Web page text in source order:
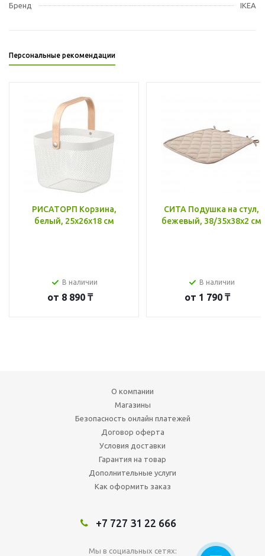
Бренд IKEA
Персональные рекомендации
РИСАТОРП Корзина,
белый, 25x26x18 см
В наличии
от 8 890 ₸
СИТА Подушка на стул,
бежевый, 38/35x38x2 см
В наличии
от 1 790 ₸
О компании
Магазины
Безопасность онлайн платежей
Договор оферта
Условия доставки
Гарантия на товар
Дополнительные услуги
Как оформить заказ
+7 727 31 22 666
Мы в социальных сетях: